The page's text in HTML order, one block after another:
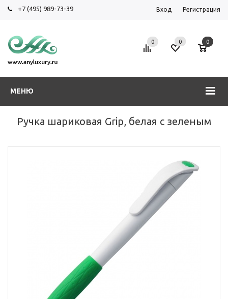
+7 (495) 989-73-39 Вход Регистрация
МЕНЮ
0 0 0
Ручка шариковая Grip, белая с зеленым